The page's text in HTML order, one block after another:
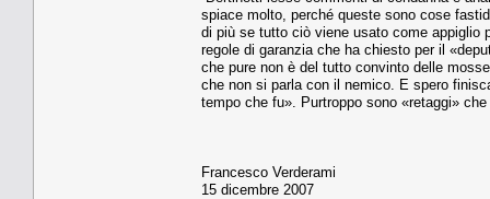
spiace molto, perché queste sono cose
di più se tutto ciò viene usato come appiglio
regole di garanzia che ha chiesto per il
che pure non è del tutto convinto delle
che non si parla con il nemico. E spero
tempo che fu». Purtroppo sono «retaggi»
Francesco Verderami
15 dicembre 2007